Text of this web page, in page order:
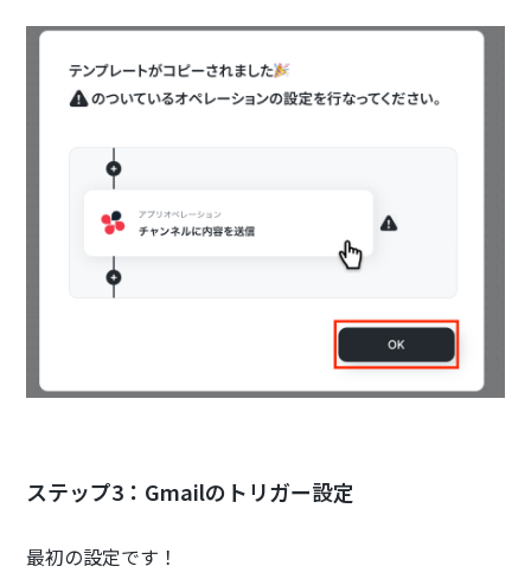
ステップ3：Gmailのトリガー設定
最初の設定です！